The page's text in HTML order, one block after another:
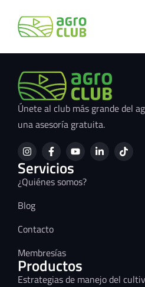
Únete al club más grande del
una asesoría gratuita.
Servicios
¿Quiénes somos?
Blog
Contacto
Membresías
Productos
Estrategias de manejo del